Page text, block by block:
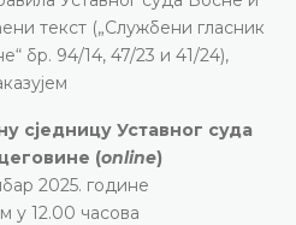
текст („Службени гласник
бр. 94/14, 47/23 и 41/24),
сједницу Уставног суда
(online)
2025. године
у 12.00 часова